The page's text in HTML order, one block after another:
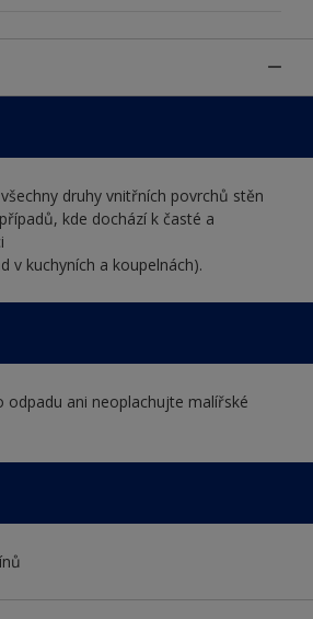
druhy vnitřních povrchů stěn
kde dochází k časté a
v kuchyních a koupelnách).
odpadu ani neoplachujte malířské